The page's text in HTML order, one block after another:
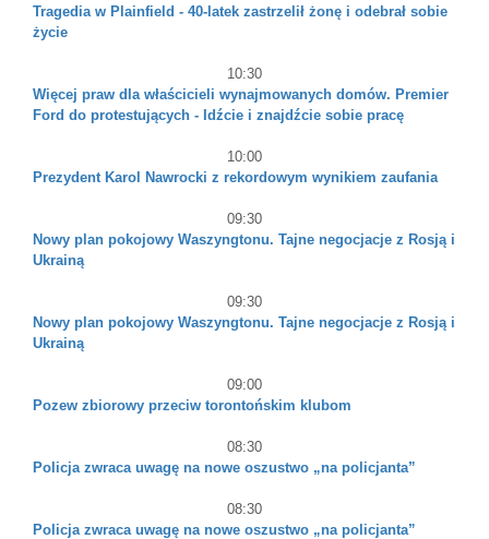
Tragedia w Plainfield - 40-latek zastrzelił żonę i odebrał sobie
życie
10:30
Więcej praw dla właścicieli wynajmowanych domów. Premier
Ford do protestujących - Idźcie i znajdźcie sobie pracę
10:00
Prezydent Karol Nawrocki z rekordowym wynikiem zaufania
09:30
Nowy plan pokojowy Waszyngtonu. Tajne negocjacje z Rosją i
Ukrainą
09:30
Nowy plan pokojowy Waszyngtonu. Tajne negocjacje z Rosją i
Ukrainą
09:00
Pozew zbiorowy przeciw torontońskim klubom
08:30
Policja zwraca uwagę na nowe oszustwo „na policjanta”
08:30
Policja zwraca uwagę na nowe oszustwo „na policjanta”